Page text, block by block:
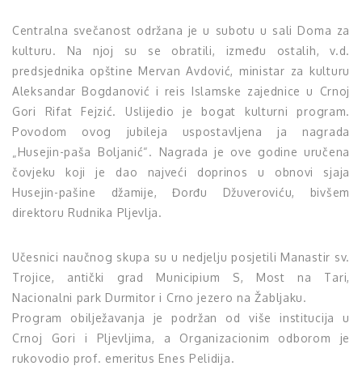
Centralna svečanost održana je u subotu u sali Doma za
kulturu. Na njoj su se obratili, između ostalih, v.d.
predsjednika opštine Mervan Avdović, ministar za kulturu
Aleksandar Bogdanović i reis Islamske zajednice u Crnoj
Gori Rifat Fejzić. Uslijedio je bogat kulturni program.
Povodom ovog jubileja uspostavljena ja nagrada
„Husejin-paša Boljanić“. Nagrada je ove godine uručena
čovjeku koji je dao najveći doprinos u obnovi sjaja
Husejin-pašine džamije, Đorđu Džuveroviću, bivšem
direktoru Rudnika Pljevlja.
Učesnici naučnog skupa su u nedjelju posjetili Manastir sv.
Trojice, antički grad Municipium S, Most na Tari,
Nacionalni park Durmitor i Crno jezero na Žabljaku.
Program obilježavanja je podržan od više institucija u
Crnoj Gori i Pljevljima, a Organizacionim odborom je
rukovodio prof. emeritus Enes Pelidija.